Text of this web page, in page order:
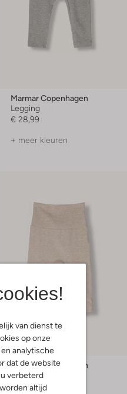
van dienst te
op onze
analytische
dat de website
verbeterd
altijd
Marmar Copenhagen
Legging
€ 28,99
+ meer kleuren
Marmar Copenhagen
Legging
€ 28,99